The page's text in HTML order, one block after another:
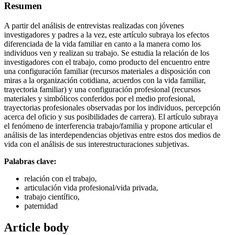
Resumen
A partir del análisis de entrevistas realizadas con jóvenes
investigadores y padres a la vez, este artículo subraya los efectos
diferenciada de la vida familiar en canto a la manera como los
individuos ven y realizan su trabajo. Se estudia la relación de los
investigadores con el trabajo, como producto del encuentro entre
una configuración familiar (recursos materiales a disposición con
miras a la organización cotidiana, acuerdos con la vida familiar,
trayectoria familiar) y una configuración profesional (recursos
materiales y simbólicos conferidos por el medio profesional,
trayectorias profesionales observadas por los individuos, percepción
acerca del oficio y sus posibilidades de carrera). El artículo subraya
el fenómeno de interferencia trabajo/familia y propone articular el
análisis de las interdependencias objetivas entre estos dos medios de
vida con el análisis de sus interestructuraciones subjetivas.
Palabras clave:
relación con el trabajo,
articulación vida profesional/vida privada,
trabajo científico,
paternidad
Article body